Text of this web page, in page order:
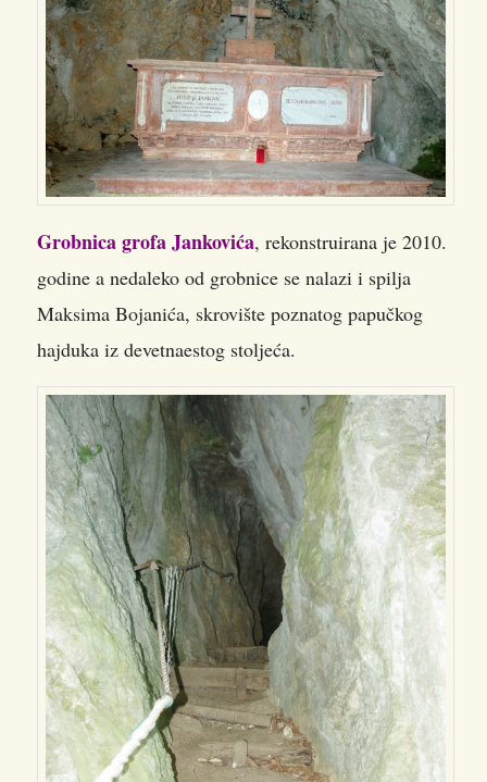
Grobnica grofa Jankovića, rekonstruirana je 2010.
godine a nedaleko od grobnice se nalazi i spilja
Maksima Bojanića, skrovište poznatog papučkog
hajduka iz devetnaestog stoljeća.